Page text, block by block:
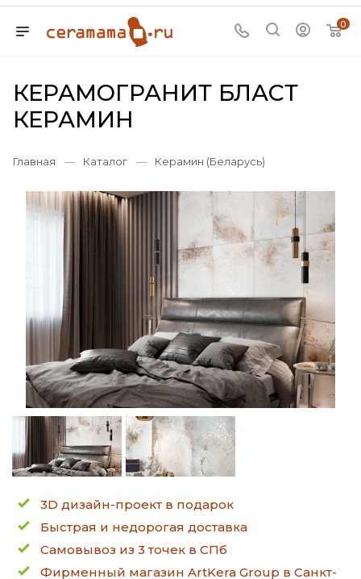
0
КЕРАМОГРАНИТ БЛАСТ
КЕРАМИН
Главная — Каталог — Керамин (Беларусь)
3D дизайн-проект в подарок
Быстрая и недорогая доставка
Самовывоз из 3 точек в СПб
Фирменный магазин ArtKera Group в Санкт-